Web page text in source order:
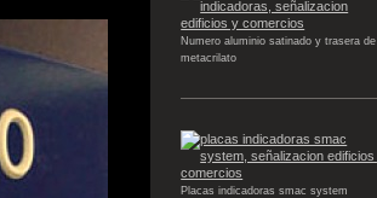
Numero aluminio satinado y trasera de
metacrilato
Placas indicadoras smac system